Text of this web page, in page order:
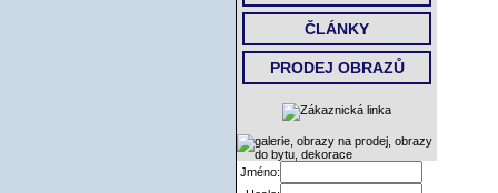
ČLÁNKY
PRODEJ OBRAZŮ
Jméno: